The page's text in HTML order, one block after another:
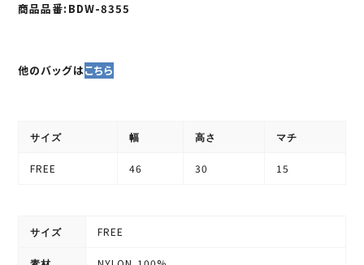
商品品番:BDW-8355
他のバッグはこちら
サイズ 幅 高さ マチ
FREE 46 30 15
サイズ FREE